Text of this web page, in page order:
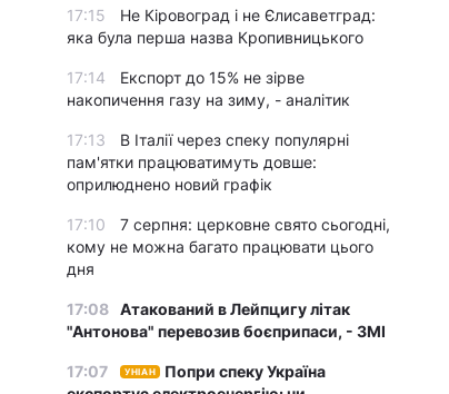
17:15
Не Кіровоград і не Єлисаветград:
яка була перша назва Кропивницького
17:14
Експорт до 15% не зірве
накопичення газу на зиму, - аналітик
17:13
В Італії через спеку популярні
пам'ятки працюватимуть довше:
оприлюднено новий графік
17:10
7 серпня: церковне свято сьогодні,
кому не можна багато працювати цього
дня
17:08 Атакований в Лейпцигу літак
"Антонова" перевозив боєприпаси, - ЗМІ
17:07 УНІАН
Попри спеку Україна